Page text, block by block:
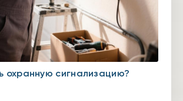
охранную сигнализацию?